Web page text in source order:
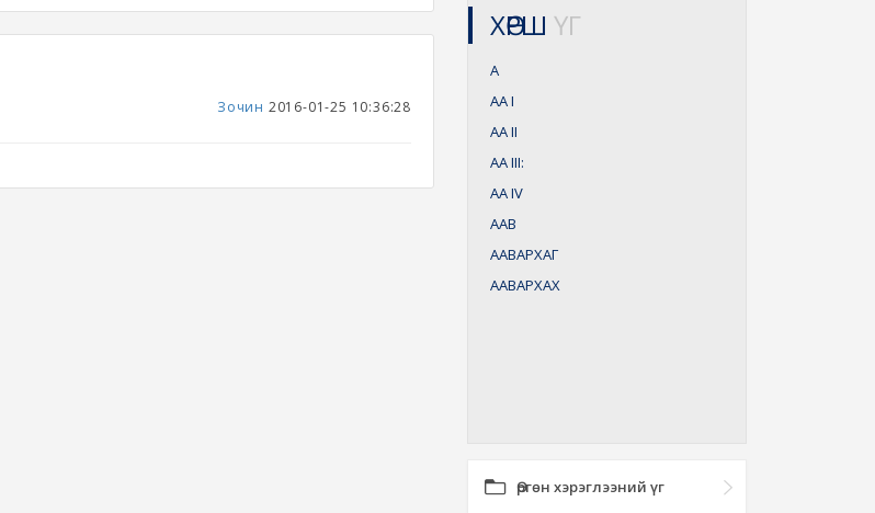
Зочин 2016-01-25 10:36:28
ХӨРШ ҮГ
А
ААI
ААII
ААIII:
ААIV
ААВ
ААВАРХАГ
ААВАРХАХ
Өргөн хэрэглээний үг